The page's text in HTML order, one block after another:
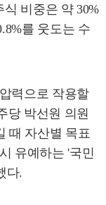
식 비중은 약 30%
를 웃도는 수
력으로 작용할
당 박선원 의원
때 자산별 목표
유예하는 '국민
다.